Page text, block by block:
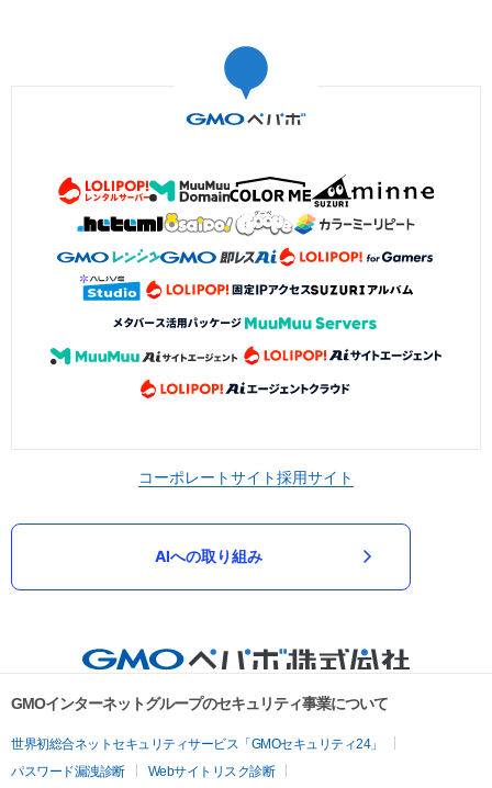
コーポレートサイト採用サイト
AIへの取り組み
GMOインターネットグループのセキュリティ事業について
世界初総合ネットセキュリティサービス「GMOセキュリティ24」
パスワード漏洩診断
Webサイトリスク診断